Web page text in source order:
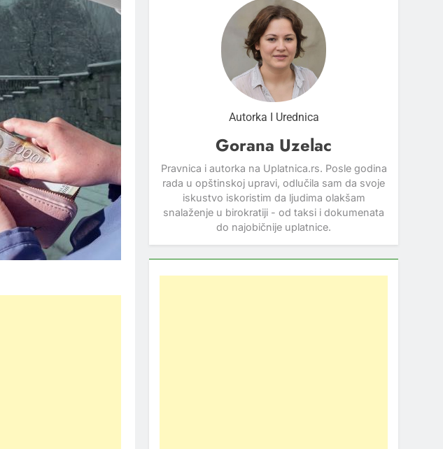
Autorka I Urednica
Gorana Uzelac
Pravnica i autorka na Uplatnica.rs. Posle godina
rada u opštinskoj upravi, odlučila sam da svoje
iskustvo iskoristim da ljudima olakšam
snalaženje u birokratiji - od taksi i dokumenata
do najobičnije uplatnice.